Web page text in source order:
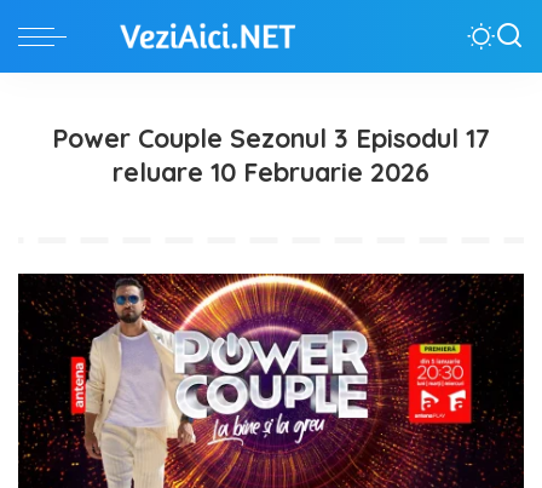
Power Couple Sezonul 3 Episodul 17
reluare 10 Februarie 2026